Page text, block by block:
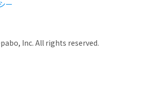
ー
Inc. All rights reserved.